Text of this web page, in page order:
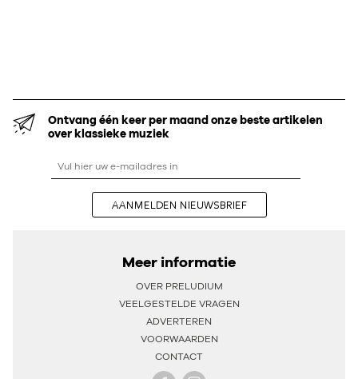
Ontvang één keer per maand onze beste artikelen
over klassieke muziek
AANMELDEN NIEUWSBRIEF
Meer informatie
OVER PRELUDIUM
VEELGESTELDE VRAGEN
ADVERTEREN
VOORWAARDEN
CONTACT